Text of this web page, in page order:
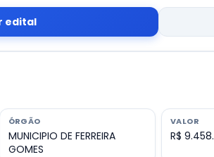
edital
ÓRGÃO
MUNICIPIO DE FERREIRA
GOMES
VALOR
R$